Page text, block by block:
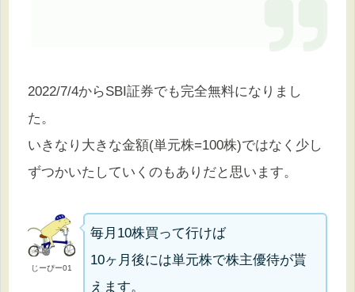
2022/7/4からSBI証券でも完全無料になりまし
た。
いきなり大きな金額(単元株=100株)ではなく少し
ずつかいたしていくのもありだと思います。
じーぴー01
毎月10株買って行けば
10ヶ月後には単元株で株主優待が貰
えます。